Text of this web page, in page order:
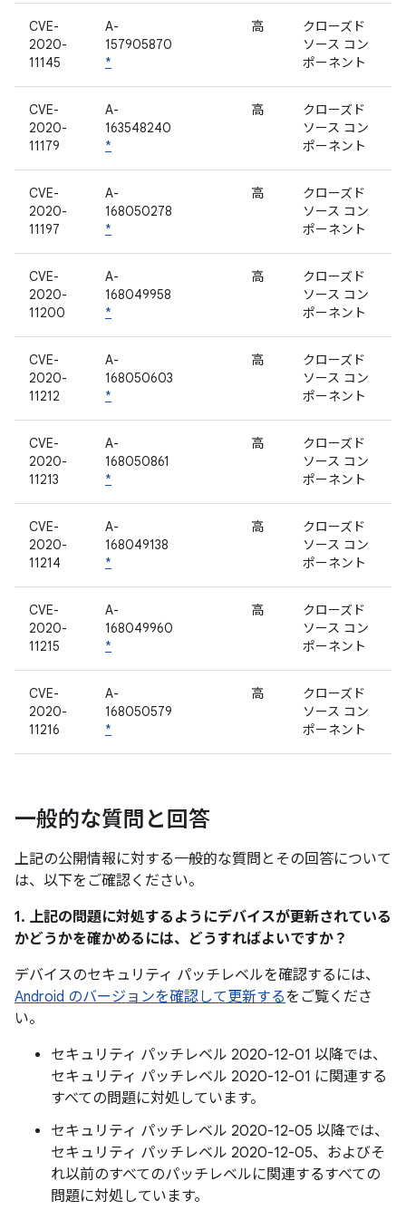
CVE-
2020-
11145
A-
157905870
*
高
クローズド
ソース コン
ポーネント
CVE-
2020-
11179
A-
163548240
*
高
クローズド
ソース コン
ポーネント
CVE-
2020-
11197
A-
168050278
*
高
クローズド
ソース コン
ポーネント
CVE-
2020-
11200
A-
168049958
*
高
クローズド
ソース コン
ポーネント
CVE-
2020-
11212
A-
168050603
*
高
クローズド
ソース コン
ポーネント
CVE-
2020-
11213
A-
168050861
*
高
クローズド
ソース コン
ポーネント
CVE-
2020-
11214
A-
168049138
*
高
クローズド
ソース コン
ポーネント
CVE-
2020-
11215
A-
168049960
*
高
クローズド
ソース コン
ポーネント
CVE-
2020-
11216
A-
168050579
*
高
クローズド
ソース コン
ポーネント
一般的な質問と回答
上記の公開情報に対する一般的な質問とその回答について
は、以下をご確認ください。
1. 上記の問題に対処するようにデバイスが更新されている
かどうかを確かめるには、どうすればよいですか？
デバイスのセキュリティ パッチレベルを確認するには、
Android のバージョンを確認して更新するをご覧くださ
い。
セキュリティ パッチレベル 2020-12-01 以降では、
セキュリティ パッチレベル 2020-12-01 に関連する
すべての問題に対処しています。
セキュリティ パッチレベル 2020-12-05 以降では、
セキュリティ パッチレベル 2020-12-05、およびそ
れ以前のすべてのパッチレベルに関連するすべての
問題に対処しています。